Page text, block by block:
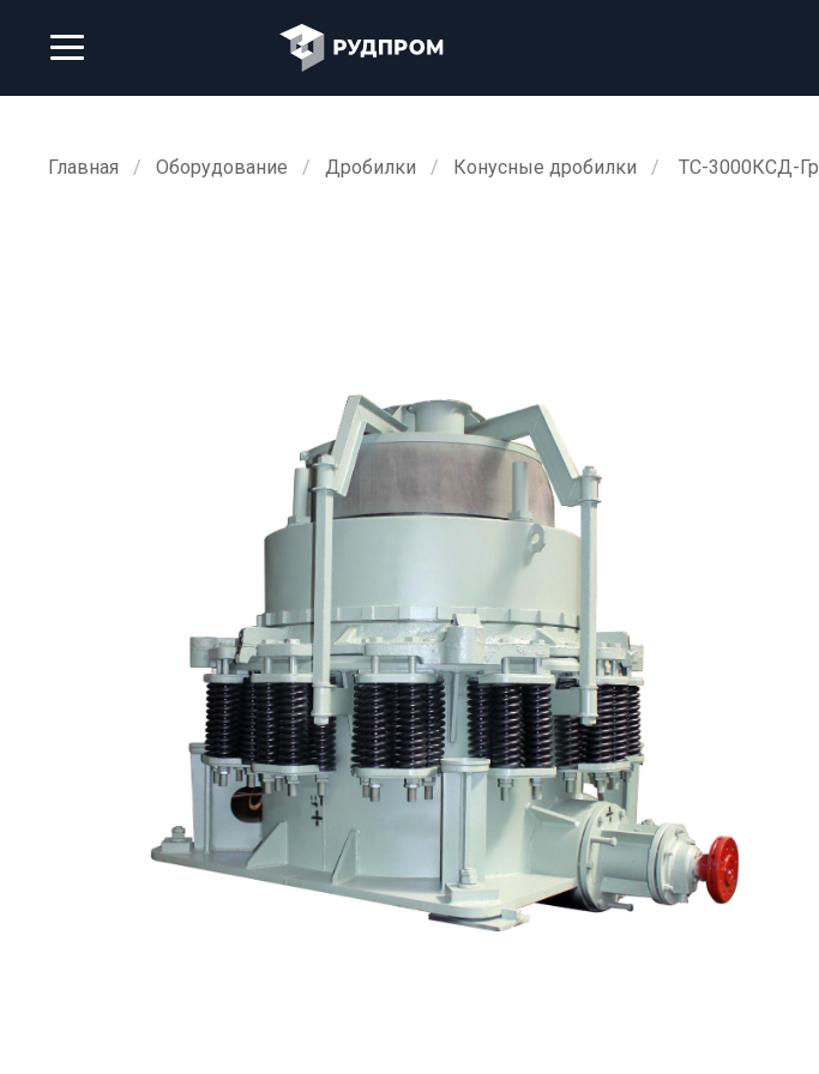
Главная Оборудование Дробилки Конусные дробилки ТС-3000КСД-Гр